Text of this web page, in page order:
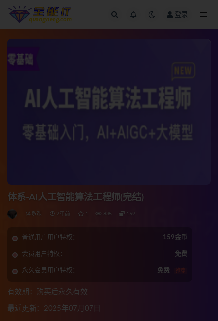
登录
体系-AI人工智能算法工程师(完结)
体系课 2年前 1 835 159
普通用户用户特权： 159金币
会员用户特权： 免费
永久会员用户特权： 免费 推荐
有效期：购买后永久有效
最近更新：2025年07月07日